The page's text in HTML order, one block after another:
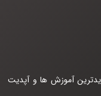
آموزش ها و آپدیت